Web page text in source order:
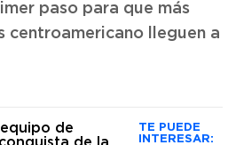
paso para que más
centroamericano lleguen a
TE PUEDE
INTERESAR: